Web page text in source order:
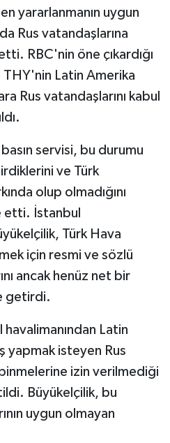
yararlanmanın uygun
Rus vatandaşlarına
RBC'nin öne çıkardığı
Latin Amerika
Rus vatandaşlarını kabul
servisi, bu durumu
ve Türk
olup olmadığını
etti. İstanbul
Türk Hava
için resmi ve sözlü
ancak henüz net bir
getirdi.
Latin
yapmak isteyen Rus
izin verilmediği
Büyükelçilik, bu
uygun olmayan